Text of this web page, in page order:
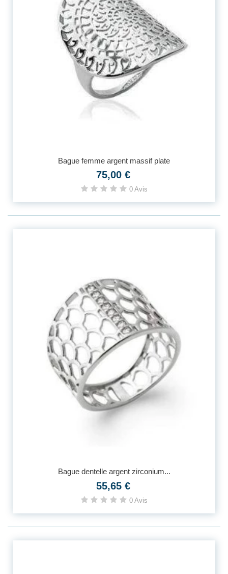
Bague femme argent massif plate
75,00 €
0 Avis
Bague dentelle argent zirconium...
55,65 €
0 Avis